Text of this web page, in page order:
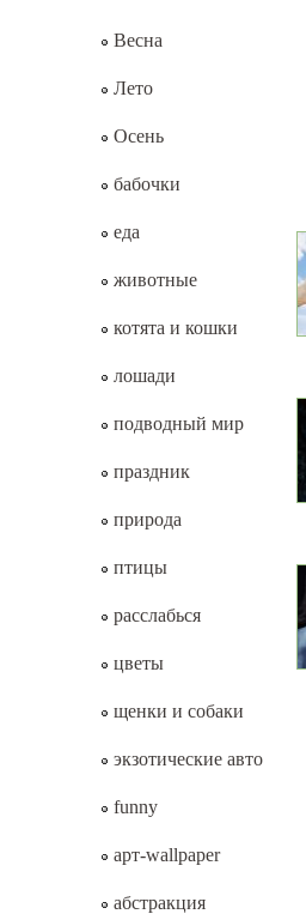
Весна
Лето
Осень
бабочки
еда
животные
котята и кошки
лошади
подводный мир
праздник
природа
птицы
расслабься
цветы
щенки и собаки
экзотические авто
funny
арт-wallpaper
абстракция